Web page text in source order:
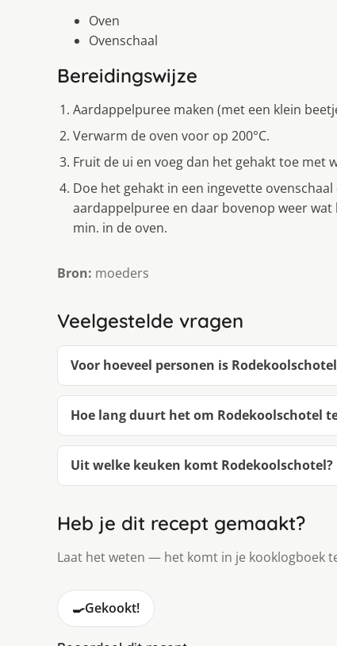
Oven
Ovenschaal
Bereidingswijze
Aardappelpuree maken (met een klein
Verwarm de oven voor op 200°C.
Fruit de ui en voeg dan het gehakt toe met
Doe het gehakt in een ingevette
aardappelpuree en daar bovenop weer
min. in de oven.
Bron: moeders
Veelgestelde vragen
Voor hoeveel personen is
Hoe lang duurt het om Rodekoolschotel
Uit welke keuken komt Rodekoolschotel?
Heb je dit recept gemaakt?
Laat het weten — het komt in je kooklogboek
🍳Gekookt!